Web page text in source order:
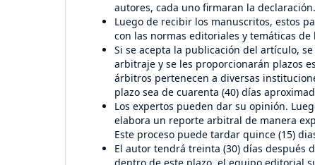
autores, cada uno firmaran la declaración.
Luego de recibir los manuscritos, estos
con las normas editoriales y temáticas
Si se acepta la publicación del artículo,
arbitraje y se les proporcionarán plazos
árbitros pertenecen a diversas
plazo sea de cuarenta (40) días
Los expertos pueden dar su opinión.
elabora un reporte arbitral de manera
Este proceso puede tardar quince (15)
El autor tendrá treinta (30) días después